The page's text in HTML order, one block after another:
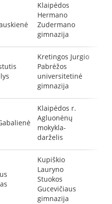
Klaipėdos
Hermano
Zudermano
gimnazija
Kretingos Jurgio
Pabrėžos
universitetinė
gimnazija
Klaipėdos r.
Agluonėnų
mokykla-
darželis
Kupiškio
Lauryno
Stuokos
Gucevičiaus
gimnazija